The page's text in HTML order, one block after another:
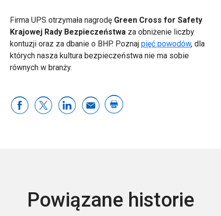
Firma UPS otrzymała nagrodę Green Cross for Safety
Krajowej Rady Bezpieczeństwa za obniżenie liczby
kontuzji oraz za dbanie o BHP. Poznaj pięć powodów, dla
których nasza kultura bezpieczeństwa nie ma sobie
równych w branży.
Powiązane historie